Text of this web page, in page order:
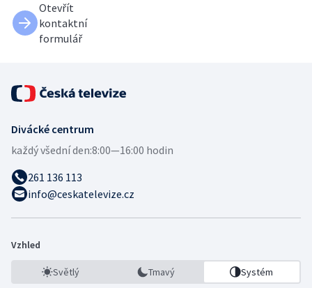
Otevřít
kontaktní
formulář
Divácké centrum
každý všední den:8:00—16:00 hodin
261 136 113
info@ceskatelevize.cz
Vzhled
Světlý Tmavý Systém